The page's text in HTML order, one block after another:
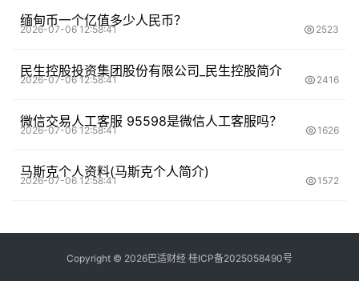
缅甸币一个亿值多少人民币？
2026-07-06 12:58:41 2523
民生控股投资集团股份有限公司_民生控股简介
2026-07-06 12:58:41 2416
微信交易人工客服 95598是微信人工客服吗？
2026-07-06 12:58:41 1626
马斯克个人资料(马斯克个人简介)
2026-07-06 12:58:41 1572
Copyright © 2026巴适财经 桂ICP备2025058490号